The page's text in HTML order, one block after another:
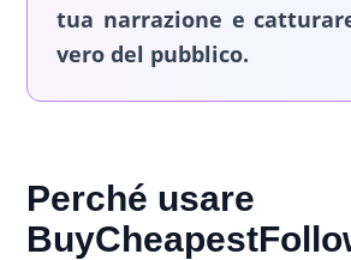
tua narrazione e
vero del pubblico.
Perché usare